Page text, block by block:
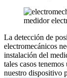
medidor
La detección de
electromecánicos
instalación del
tales casos
nuestro dispositivo